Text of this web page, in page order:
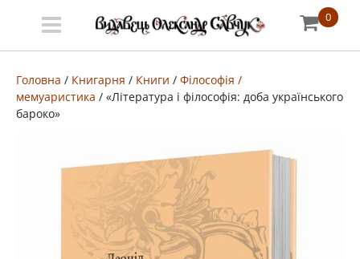
Меню
Про
видавництво
0
Головна / Книгарня / Книги / Філософія /
мемуаристика / «Література і філософія: доба українського
бароко»